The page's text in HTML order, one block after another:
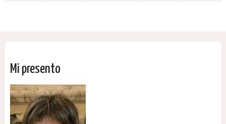
Mi presento